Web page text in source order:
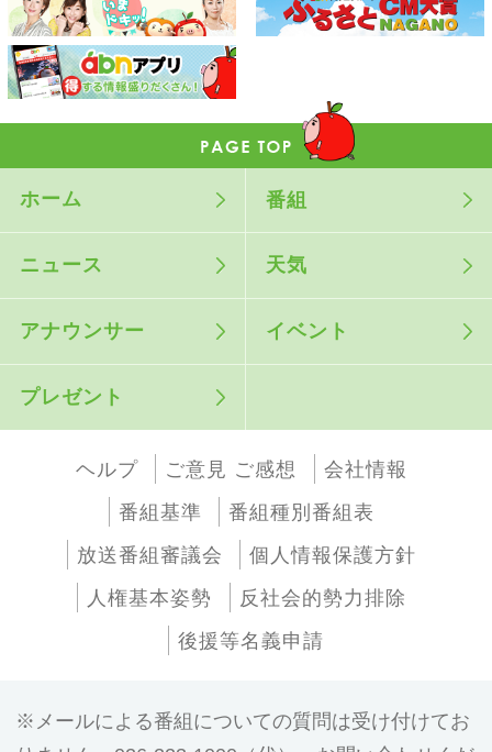
ホーム 番組
ニュース 天気
アナウンサー イベント
プレゼント
ヘルプ ご意見 ご感想
会社情報
番組基準
番組種別番組表
放送番組審議会
個人情報保護方針
人権基本姿勢
反社会的勢力排除
後援等名義申請
メールによる番組についての質問は受け付けてお